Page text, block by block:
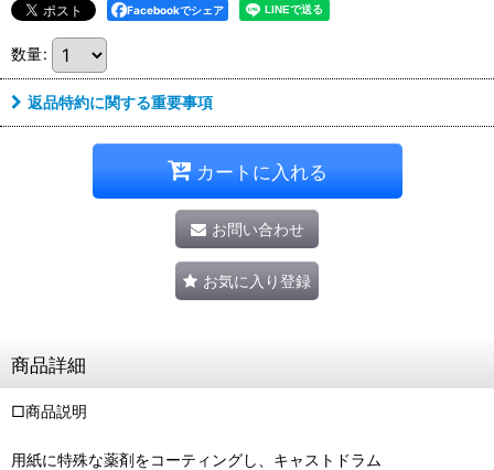
Facebookでシェア
数量:
返品特約に関する重要事項
カートに入れる
お問い合わせ
お気に入り登録
商品詳細
□商品説明
用紙に特殊な薬剤をコーティングし、キャストドラム